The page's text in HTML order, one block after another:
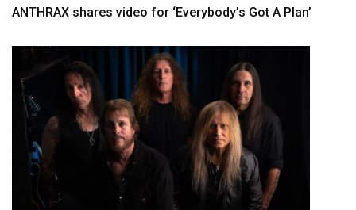
ANTHRAX shares video for ‘Everybody’s Got A Plan’